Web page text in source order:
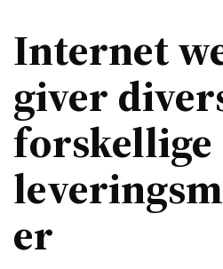
Internet
giver
forskellige
er